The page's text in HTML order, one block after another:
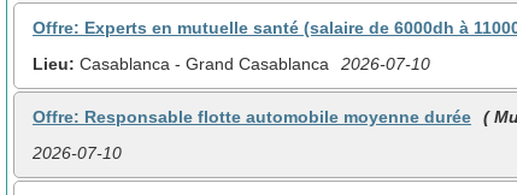
Offre: Experts en mutuelle santé (salaire de 6000dh à
Lieu: Casablanca - Grand Casablanca 2026-07-10
Offre: Responsable flotte automobile moyenne durée (
2026-07-10